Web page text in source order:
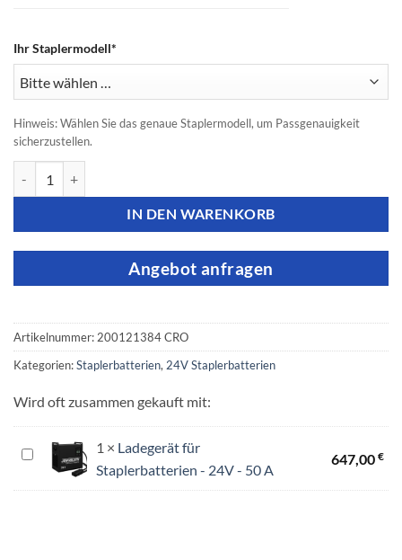
Ihr Staplermodell*
Hinweis: Wählen Sie das genaue Staplermodell, um Passgenauigkeit
sicherzustellen.
IN DEN WARENKORB
Angebot anfragen
Artikelnummer:200121384 CRO
Kategorien:Staplerbatterien,24V Staplerbatterien
Wird oft zusammen gekauft mit:
Ladegerät
Staplerbatterien
1 × Ladegerät für
Staplerbatterien - 24V - 50 A
647,00 €